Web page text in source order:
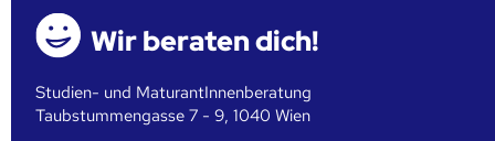
Wir beraten dich!
Studien- und MaturantInnenberatung
Taubstummengasse 7 - 9, 1040 Wien